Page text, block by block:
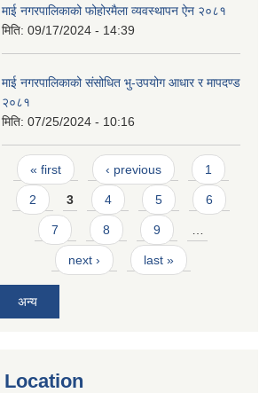
माई नगरपालिकाको फोहोरमैला व्यवस्थापन ऐन २०८१
मिति: 09/17/2024 - 14:39
माई नगरपालिकाको संसोधित भु-उपयोग आधार र मापदण्ड
२०८१
मिति: 07/25/2024 - 10:16
Pages
« first ‹ previous 1
2 3 4 5 6
7 8 9
next › last »
अन्य
Location